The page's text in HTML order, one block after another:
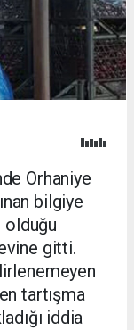
Orhaniye
bilgiye
olduğu
gitti.
tartışma
iddia